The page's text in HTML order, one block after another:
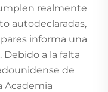
realmente
autodeclaradas,
informa una
a la falta
de
Academia